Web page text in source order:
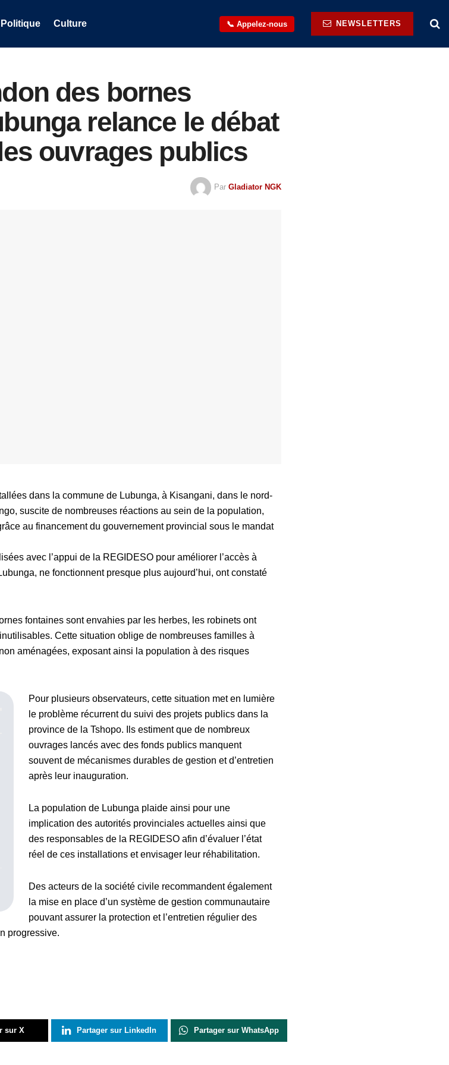
Politique Culture 📞 Appelez-nous NEWSLETTERS
des bornes
relance le débat
ouvrages publics
Par Gladiator NGK
dans la commune de Lubunga, à Kisangani, dans le nord-
suscite de nombreuses réactions au sein de la population,
au financement du gouvernement provincial sous le mandat
avec l’appui de la REGIDESO pour améliorer l’accès à
ne fonctionnent presque plus aujourd’hui, ont constaté
fontaines sont envahies par les herbes, les robinets ont
Cette situation oblige de nombreuses familles à
aménagées, exposant ainsi la population à des risques
Pour plusieurs observateurs, cette situation met en lumière
le problème récurrent du suivi des projets publics dans la
province de la Tshopo. Ils estiment que de nombreux
ouvrages lancés avec des fonds publics manquent
souvent de mécanismes durables de gestion et d’entretien
après leur inauguration.
La population de Lubunga plaide ainsi pour une
implication des autorités provinciales actuelles ainsi que
des responsables de la REGIDESO afin d’évaluer l’état
réel de ces installations et envisager leur réhabilitation.
Des acteurs de la société civile recommandent également
la mise en place d’un système de gestion communautaire
pouvant assurer la protection et l’entretien régulier des
progressive.
sur X Partager sur LinkedIn Partager sur WhatsApp